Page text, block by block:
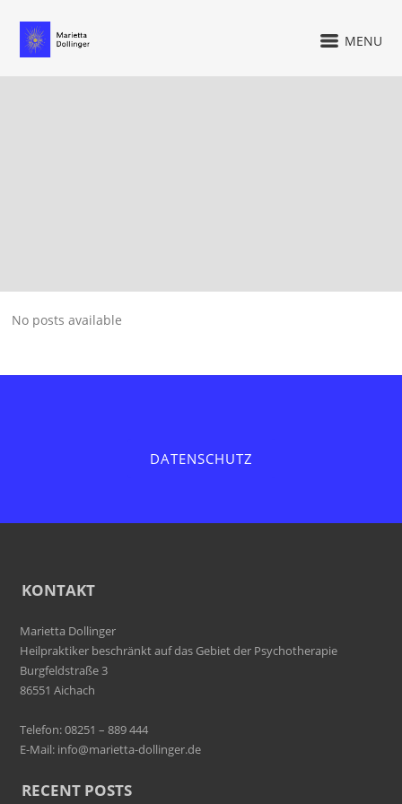
MENU
No posts available
DATENSCHUTZ
KONTAKT
Marietta Dollinger
Heilpraktiker beschränkt auf das Gebiet der Psychotherapie
Burgfeldstraße 3
86551 Aichach
Telefon: 08251 – 889 444
E-Mail: info@marietta-dollinger.de
RECENT POSTS